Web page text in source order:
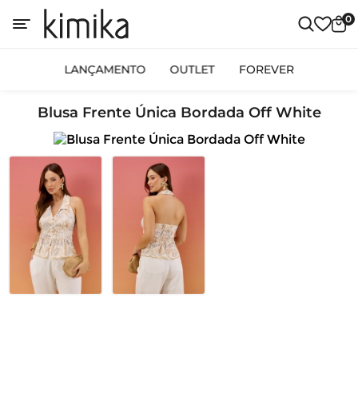
0
LANÇAMENTO OUTLET FOREVER
Blusa Frente Única Bordada Off White